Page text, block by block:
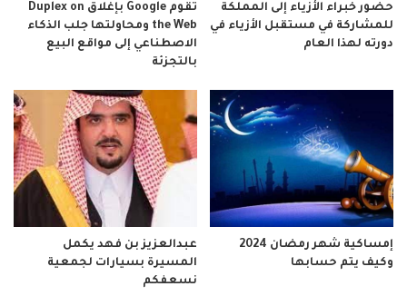
حضور خبراء الأزياء إلى المملكة
للمشاركة في مستقبل الأزياء في
دورته لهذا العام
تقوم Google بإغلاق Duplex on
the Web ومحاولتها جلب الذكاء
الاصطناعي إلى مواقع البيع
بالتجزئة
إمساكية شهر رمضان 2024
وكيف يتم حسابها
عبدالعزيز بن فهد يكمل
المسيرة بسيارات لجمعية
نسعفكم